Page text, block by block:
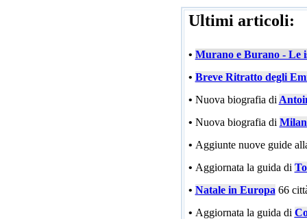
Ultimi articoli:
• Murano e Burano - Le
• Breve Ritratto degli
• Nuova biografia di
• Nuova biografia di
• Aggiunte nuove guide
• Aggiornata la guida di
• Natale in Europa 66
• Aggiornata la guida di